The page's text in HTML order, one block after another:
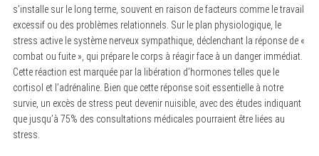
s’installe sur le long terme, souvent en raison de facteurs comme le travail
excessif ou des problèmes relationnels. Sur le plan physiologique, le
stress active le système nerveux sympathique, déclenchant la réponse de «
combat ou fuite », qui prépare le corps à réagir face à un danger immédiat.
Cette réaction est marquée par la libération d’hormones telles que le
cortisol et l’adrénaline. Bien que cette réponse soit essentielle à notre
survie, un excès de stress peut devenir nuisible, avec des études indiquant
que jusqu’à 75% des consultations médicales pourraient être liées au
stress.